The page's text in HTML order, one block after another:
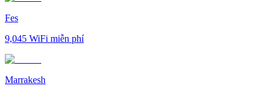
Fes
9,045 WiFi miễn phí
Marrakesh